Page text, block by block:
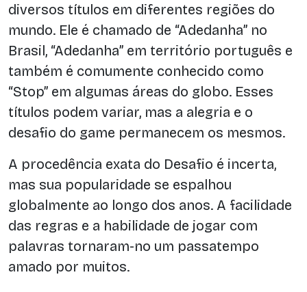
diversos títulos em diferentes regiões do
mundo. Ele é chamado de “Adedanha” no
Brasil, “Adedanha” em território português e
também é comumente conhecido como
“Stop” em algumas áreas do globo. Esses
títulos podem variar, mas a alegria e o
desafio do game permanecem os mesmos.
A procedência exata do Desafio é incerta,
mas sua popularidade se espalhou
globalmente ao longo dos anos. A facilidade
das regras e a habilidade de jogar com
palavras tornaram-no um passatempo
amado por muitos.